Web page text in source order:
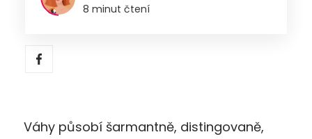
8 minut čtení
Váhy působí šarmantně, distingovaně,